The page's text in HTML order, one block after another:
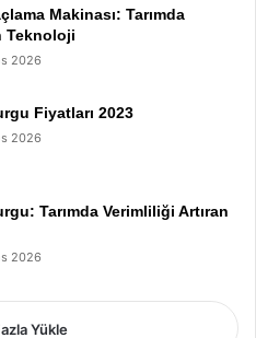
Makinası: Tarımda
Teknoloji
2026
Fiyatları 2023
2026
Tarımda Verimliliği Artıran
2026
Yükle